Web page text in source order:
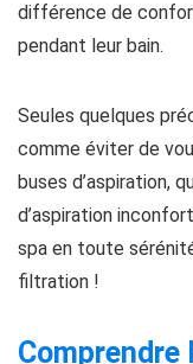
différence de
pendant leur bain.
Seules quelques
comme éviter de
buses d’aspiration,
d’aspiration
spa en toute
filtration !